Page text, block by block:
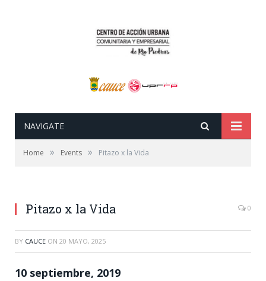
NAVIGATE
Home » Events » Pitazo x la Vida
Pitazo x la Vida 0
BY CAUCE ON 20 MAYO, 2025
10 septiembre, 2019